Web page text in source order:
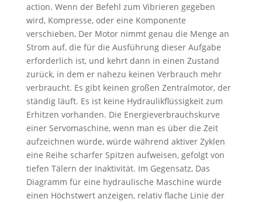
action. Wenn der Befehl zum Vibrieren gegeben
wird, Kompresse, oder eine Komponente
verschieben, Der Motor nimmt genau die Menge an
Strom auf, die für die Ausführung dieser Aufgabe
erforderlich ist, und kehrt dann in einen Zustand
zurück, in dem er nahezu keinen Verbrauch mehr
verbraucht. Es gibt keinen großen Zentralmotor, der
ständig läuft. Es ist keine Hydraulikflüssigkeit zum
Erhitzen vorhanden. Die Energieverbrauchskurve
einer Servomaschine, wenn man es über die Zeit
aufzeichnen würde, würde während aktiver Zyklen
eine Reihe scharfer Spitzen aufweisen, gefolgt von
tiefen Tälern der Inaktivität. Im Gegensatz, Das
Diagramm für eine hydraulische Maschine würde
einen Höchstwert anzeigen, relativ flache Linie der